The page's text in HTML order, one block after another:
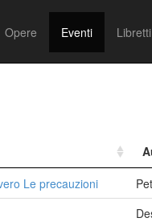
Opere Eventi Libretti
Le precauzioni